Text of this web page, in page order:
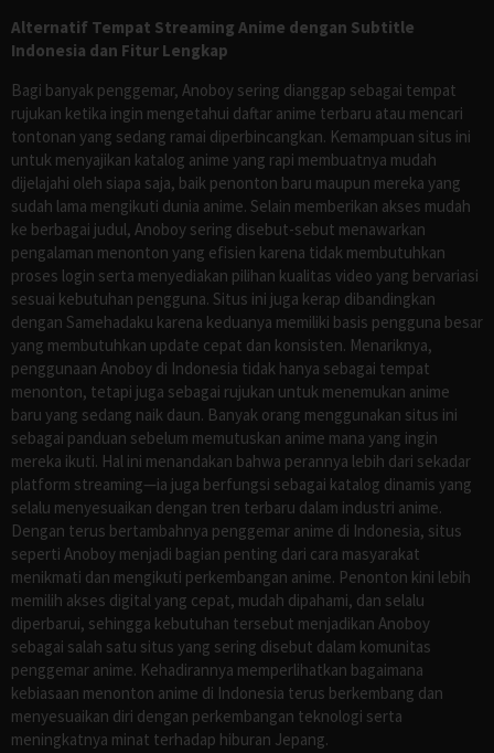
Alternatif Tempat Streaming Anime dengan Subtitle
Indonesia dan Fitur Lengkap
Bagi banyak penggemar, Anoboy sering dianggap sebagai tempat
rujukan ketika ingin mengetahui daftar anime terbaru atau mencari
tontonan yang sedang ramai diperbincangkan. Kemampuan situs ini
untuk menyajikan katalog anime yang rapi membuatnya mudah
dijelajahi oleh siapa saja, baik penonton baru maupun mereka yang
sudah lama mengikuti dunia anime. Selain memberikan akses mudah
ke berbagai judul, Anoboy sering disebut-sebut menawarkan
pengalaman menonton yang efisien karena tidak membutuhkan
proses login serta menyediakan pilihan kualitas video yang bervariasi
sesuai kebutuhan pengguna. Situs ini juga kerap dibandingkan
dengan Samehadaku karena keduanya memiliki basis pengguna besar
yang membutuhkan update cepat dan konsisten. Menariknya,
penggunaan Anoboy di Indonesia tidak hanya sebagai tempat
menonton, tetapi juga sebagai rujukan untuk menemukan anime
baru yang sedang naik daun. Banyak orang menggunakan situs ini
sebagai panduan sebelum memutuskan anime mana yang ingin
mereka ikuti. Hal ini menandakan bahwa perannya lebih dari sekadar
platform streaming—ia juga berfungsi sebagai katalog dinamis yang
selalu menyesuaikan dengan tren terbaru dalam industri anime.
Dengan terus bertambahnya penggemar anime di Indonesia, situs
seperti Anoboy menjadi bagian penting dari cara masyarakat
menikmati dan mengikuti perkembangan anime. Penonton kini lebih
memilih akses digital yang cepat, mudah dipahami, dan selalu
diperbarui, sehingga kebutuhan tersebut menjadikan Anoboy
sebagai salah satu situs yang sering disebut dalam komunitas
penggemar anime. Kehadirannya memperlihatkan bagaimana
kebiasaan menonton anime di Indonesia terus berkembang dan
menyesuaikan diri dengan perkembangan teknologi serta
meningkatnya minat terhadap hiburan Jepang.